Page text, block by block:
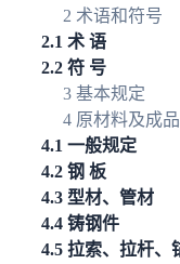
2 术语和符号
2.1 术 语
2.2 符 号
3 基本规定
4 原材料及成
4.1 一般规定
4.2 钢 板
4.3 型材、管材
4.4 铸钢件
4.5 拉索、拉杆、